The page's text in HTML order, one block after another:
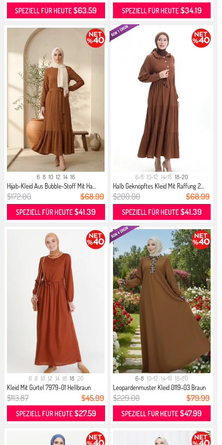
SPEZIELL FÜR HEUTE$63.59 SPEZIELL FÜR HEUTE$34.19
6 8 10 12 14 16
Hijab-Kleid Aus Bubble-Stoff Mit Ha...
$172.00 $68.99
SPEZIELL FÜR HEUTE$41.39
6-8 10-12 14-16 18-20
Halb Geknöpftes Kleid Mit Raffung 2...
$200.00 $68.99
SPEZIELL FÜR HEUTE$41.39
6 8 10 12 14 16 18 20
Kleid Mit Gürtel 7979-01 Hellbraun
$113.87 $45.99
SPEZIELL FÜR HEUTE$27.59
6-8 10-12 14-16 18-20
Leopardenmuster Kleid 0119-03 Braun
$229.00 $79.99
SPEZIELL FÜR HEUTE$47.99